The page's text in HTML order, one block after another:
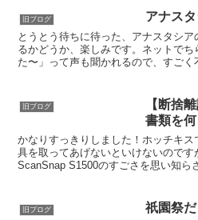
旧ブログ アナス
とうとう待ちに待った、アナスタシ
るかどうか、楽しみです。ネットで
た〜」って声も聞かれるので、すごく
旧ブログ
【断捨
書類を
かなりすっきりしました！ホッチキ
具を取ってあげないといけないので
ScanSnap S1500のすごさを思い知ら
旧ブログ 祇園祭だ